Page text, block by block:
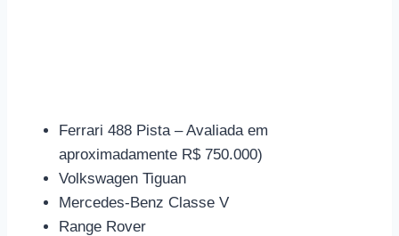
Ferrari 488 Pista – Avaliada em
aproximadamente R$ 750.000)
Volkswagen Tiguan
Mercedes-Benz Classe V
Range Rover